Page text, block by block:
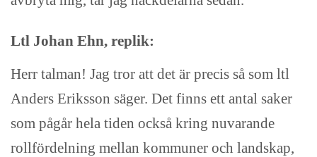
Ltl Johan Ehn, replik:
Herr talman! Jag tror att det är precis så som ltl
Anders Eriksson säger. Det finns ett antal saker
som pågår hela tiden också kring nuvarande
rollfördelning mellan kommuner och landskap,